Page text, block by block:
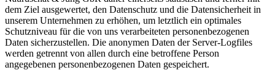
dem Ziel ausgewertet, den Datenschutz und die Datensicherheit in
unserem Unternehmen zu erhöhen, um letztlich ein optimales
Schutzniveau für die von uns verarbeiteten personenbezogenen
Daten sicherzustellen. Die anonymen Daten der Server-Logfiles
werden getrennt von allen durch eine betroffene Person
angegebenen personenbezogenen Daten gespeichert.